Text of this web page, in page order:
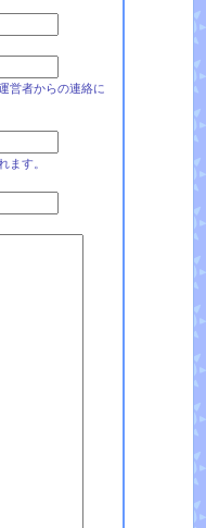
営者からの連絡に
ます。